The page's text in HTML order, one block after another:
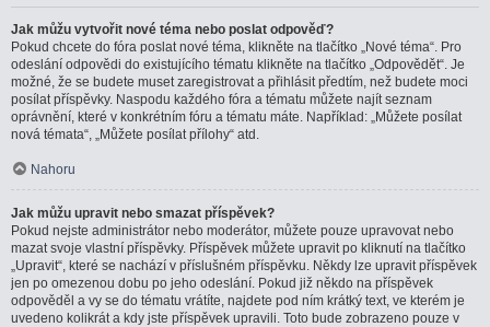
Jak můžu vytvořit nové téma nebo poslat odpověď?
Pokud chcete do fóra poslat nové téma, klikněte na tlačítko „Nové téma“. Pro
odeslání odpovědi do existujícího tématu klikněte na tlačítko „Odpovědět“. Je
možné, že se budete muset zaregistrovat a přihlásit předtím, než budete moci
posílat příspěvky. Naspodu každého fóra a tématu můžete najít seznam
oprávnění, které v konkrétním fóru a tématu máte. Například: „Můžete posílat
nová témata“, „Můžete posílat přílohy“ atd.
Nahoru
Jak můžu upravit nebo smazat příspěvek?
Pokud nejste administrátor nebo moderátor, můžete pouze upravovat nebo
mazat svoje vlastní příspěvky. Příspěvek můžete upravit po kliknutí na tlačítko
„Upravit“, které se nachází v příslušném příspěvku. Někdy lze upravit příspěvek
jen po omezenou dobu po jeho odeslání. Pokud již někdo na příspěvek
odpověděl a vy se do tématu vrátíte, najdete pod ním krátký text, ve kterém je
uvedeno kolikrát a kdy jste příspěvek upravili. Toto bude zobrazeno pouze v